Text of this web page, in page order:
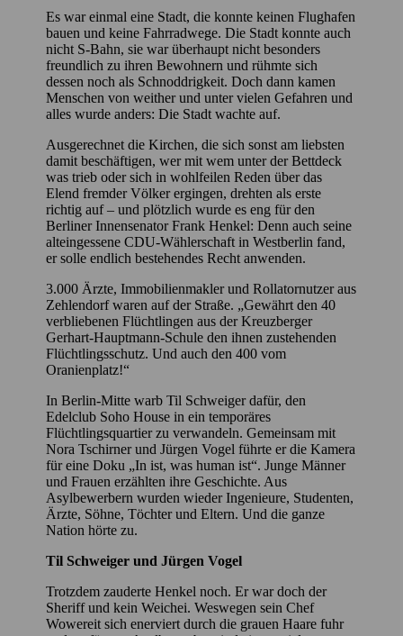
Es war einmal eine Stadt, die konnte keinen Flughafen
bauen und keine Fahrradwege. Die Stadt konnte auch
nicht S-Bahn, sie war überhaupt nicht besonders
freundlich zu ihren Bewohnern und rühmte sich
dessen noch als Schnoddrigkeit. Doch dann kamen
Menschen von weither und unter vielen Gefahren und
alles wurde anders: Die Stadt wachte auf.
Ausgerechnet die Kirchen, die sich sonst am liebsten
damit beschäftigen, wer mit wem unter der Bettdeck
was trieb oder sich in wohlfeilen Reden über das
Elend fremder Völker ergingen, drehten als erste
richtig auf – und plötzlich wurde es eng für den
Berliner Innensenator Frank Henkel: Denn auch seine
alteingessene CDU-Wählerschaft in Westberlin fand,
er solle endlich bestehendes Recht anwenden.
3.000 Ärzte, Immobilienmakler und Rollatornutzer aus
Zehlendorf waren auf der Straße. „Gewährt den 40
verbliebenen Flüchtlingen aus der Kreuzberger
Gerhart-Hauptmann-Schule den ihnen zustehenden
Flüchtlingsschutz. Und auch den 400 vom
Oranienplatz!“
In Berlin-Mitte warb Til Schweiger dafür, den
Edelclub Soho House in ein temporäres
Flüchtlingsquartier zu verwandeln. Gemeinsam mit
Nora Tschirner und Jürgen Vogel führte er die Kamera
für eine Doku „In ist, was human ist“. Junge Männer
und Frauen erzählten ihre Geschichte. Aus
Asylbewerbern wurden wieder Ingenieure, Studenten,
Ärzte, Söhne, Töchter und Eltern. Und die ganze
Nation hörte zu.
Til Schweiger und Jürgen Vogel
Trotzdem zauderte Henkel noch. Er war doch der
Sheriff und kein Weichei. Weswegen sein Chef
Wowereit sich enerviert durch die grauen Haare fuhr